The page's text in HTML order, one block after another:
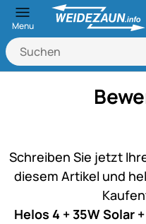
Menu
Schreiben Sie jetzt
diesem Artikel und
Helos 4 + 35W Solar